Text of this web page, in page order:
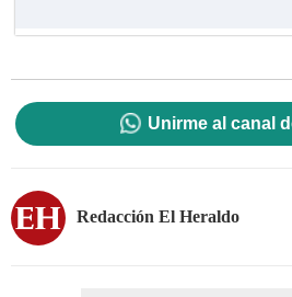
Unirme al canal
Redacción El Heraldo